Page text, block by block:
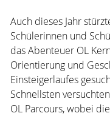
Auch dieses Jahr
Schülerinnen und
das Abenteuer OL
Orientierung und
Einsteigerlaufes
Schnellsten
OL Parcours, wobei